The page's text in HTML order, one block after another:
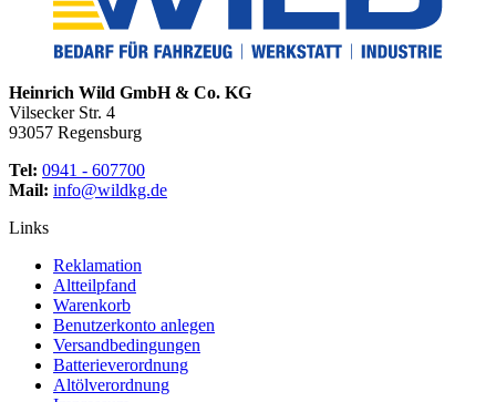
Heinrich Wild GmbH & Co. KG
Vilsecker Str. 4
93057 Regensburg
Tel: 0941 - 607700
Mail: info@wildkg.de
Links
Reklamation
Altteilpfand
Warenkorb
Benutzerkonto anlegen
Versandbedingungen
Batterieverordnung
Altölverordnung